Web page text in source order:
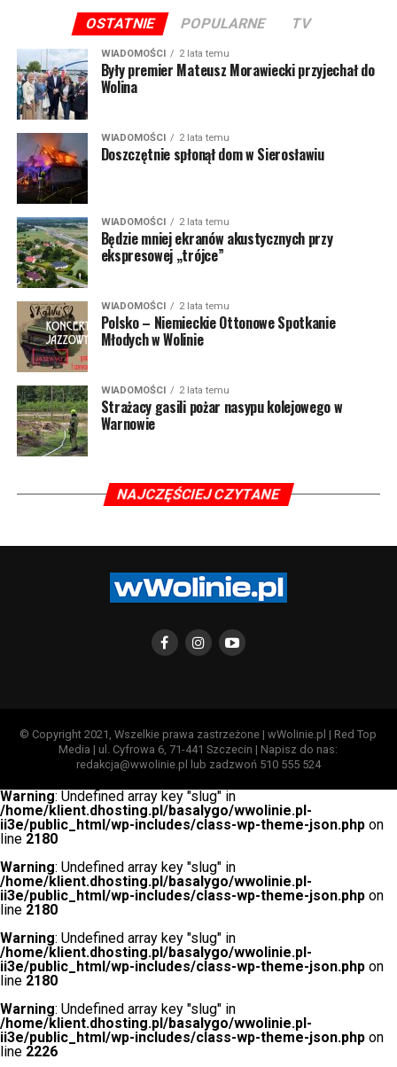
OSTATNIE POPULARNE TV
WIADOMOŚCI 2 lata temu
Były premier Mateusz Morawiecki przyjechał do
Wolina
WIADOMOŚCI 2 lata temu
Doszczętnie spłonął dom w Sierosławiu
WIADOMOŚCI 2 lata temu
Będzie mniej ekranów akustycznych przy
ekspresowej „trójce”
WIADOMOŚCI 2 lata temu
Polsko – Niemieckie Ottonowe Spotkanie
Młodych w Wolinie
WIADOMOŚCI 2 lata temu
Strażacy gasili pożar nasypu kolejowego w
Warnowie
NAJCZĘŚCIEJ CZYTANE
© Copyright 2021, Wszelkie prawa zastrzeżone | wWolinie.pl | Red Top
Media | ul. Cyfrowa 6, 71-441 Szczecin | Napisz do nas:
redakcja@wwolinie.pl lub zadzwoń 510 555 524
Warning: Undefined array key "slug" in
/home/klient.dhosting.pl/basalygo/wwolinie.pl-
ii3e/public_html/wp-includes/class-wp-theme-json.php on
line 2180
Warning: Undefined array key "slug" in
/home/klient.dhosting.pl/basalygo/wwolinie.pl-
ii3e/public_html/wp-includes/class-wp-theme-json.php on
line 2180
Warning: Undefined array key "slug" in
/home/klient.dhosting.pl/basalygo/wwolinie.pl-
ii3e/public_html/wp-includes/class-wp-theme-json.php on
line 2180
Warning: Undefined array key "slug" in
/home/klient.dhosting.pl/basalygo/wwolinie.pl-
ii3e/public_html/wp-includes/class-wp-theme-json.php on
line 2226